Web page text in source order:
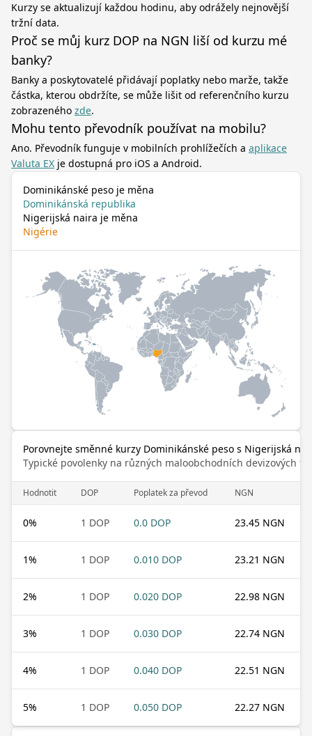
Kurzy se aktualizují každou hodinu, aby odrážely nejnovější
tržní data.
Proč se můj kurz DOP na NGN liší od kurzu mé
banky?
Banky a poskytovatelé přidávají poplatky nebo marže, takže
částka, kterou obdržíte, se může lišit od referenčního kurzu
zobrazeného zde.
Mohu tento převodník používat na mobilu?
Ano. Převodník funguje v mobilních prohlížečích a aplikace
Valuta EX je dostupná pro iOS a Android.
Dominikánské peso je měna
Dominikánská republika
Nigerijská naira je měna
Nigérie
Porovnejte směnné kurzy Dominikánské peso s Nigerijská
Typické povolenky na různých maloobchodních devizových
Hodnotit DOP Poplatek za převod NGN
0% 1 DOP 0.0 DOP 23.45 NGN
1% 1 DOP 0.010 DOP 23.21 NGN
2% 1 DOP 0.020 DOP 22.98 NGN
3% 1 DOP 0.030 DOP 22.74 NGN
4% 1 DOP 0.040 DOP 22.51 NGN
5% 1 DOP 0.050 DOP 22.27 NGN